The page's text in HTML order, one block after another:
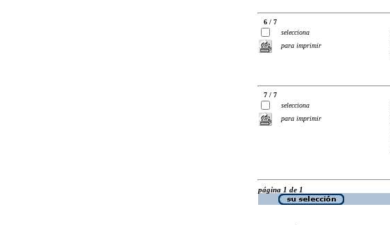
6 / 7
selecciona
para imprimir
7 / 7
selecciona
para imprimir
página 1 de 1